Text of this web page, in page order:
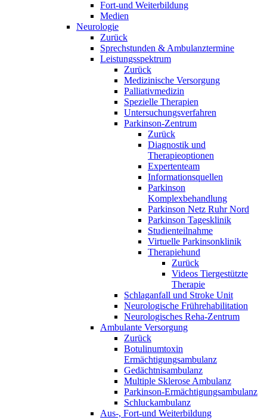
Fort-und Weiterbildung
Medien
Neurologie
Zurück
Sprechstunden & Ambulanztermine
Leistungsspektrum
Zurück
Medizinische Versorgung
Palliativmedizin
Spezielle Therapien
Untersuchungsverfahren
Parkinson-Zentrum
Zurück
Diagnostik und
Therapieoptionen
Expertenteam
Informationsquellen
Parkinson
Komplexbehandlung
Parkinson Netz Ruhr Nord
Parkinson Tagesklinik
Studienteilnahme
Virtuelle Parkinsonklinik
Therapiehund
Zurück
Videos Tiergestützte
Therapie
Schlaganfall und Stroke Unit
Neurologische Frührehabilitation
Neurologisches Reha-Zentrum
Ambulante Versorgung
Zurück
Botulinumtoxin
Ermächtigungsambulanz
Gedächtnisambulanz
Multiple Sklerose Ambulanz
Parkinson-Ermächtigungsambulanz
Schluckambulanz
Aus-, Fort-und Weiterbildung